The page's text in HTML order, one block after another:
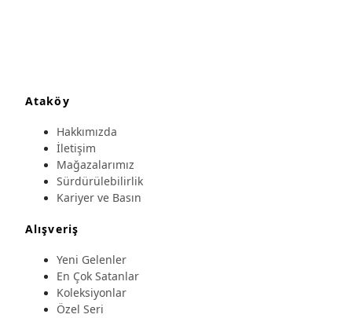
Ataköy
Hakkımızda
İletişim
Mağazalarımız
Sürdürülebilirlik
Kariyer ve Basın
Alışveriş
Yeni Gelenler
En Çok Satanlar
Koleksiyonlar
Özel Seri